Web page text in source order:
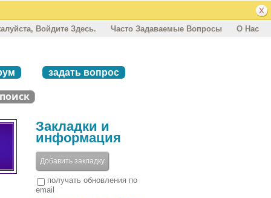
Войдите Здесь. Часто Задаваемые Вопросы О Нас
задать вопрос
Закладки и
информация
Добавить закладку
получать обновления по
email